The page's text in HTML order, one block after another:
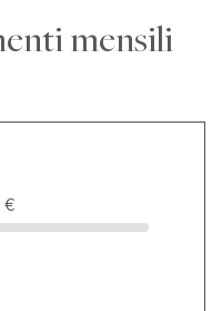
mensili
€